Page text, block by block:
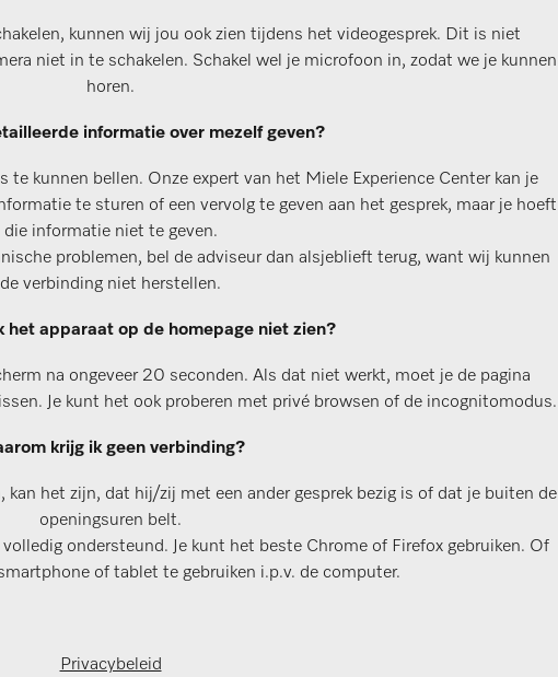
kunnen wij jou ook zien tijdens het videogesprek. Dit is niet
niet in te schakelen. Schakel wel je microfoon in, zodat we je kunnen
horen.
informatie over mezelf geven?
te kunnen bellen. Onze expert van het Miele Experience Center kan je
te sturen of een vervolg te geven aan het gesprek, maar je hoeft
die informatie niet te geven.
problemen, bel de adviseur dan alsjeblieft terug, want wij kunnen
de verbinding niet herstellen.
het apparaat op de homepage niet zien?
na ongeveer 20 seconden. Als dat niet werkt, moet je de pagina
Je kunt het ook proberen met privé browsen of de incognitomodus.
krijg ik geen verbinding?
het zijn, dat hij/zij met een ander gesprek bezig is of dat je buiten de
openingsuren belt.
ondersteund. Je kunt het beste Chrome of Firefox gebruiken. Of
of tablet te gebruiken i.p.v. de computer.
Privacybeleid